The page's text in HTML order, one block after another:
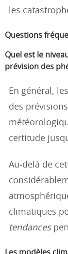
les
Questions
Quel est le
prévision des
En général,
des
certitude
Au-delà de
climatiques
tendances